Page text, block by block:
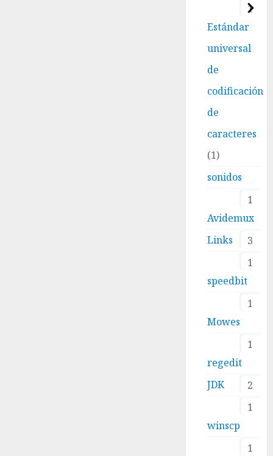
1
Estándar
universal
de
codificación
de
caracteres
1
sonidos
1
Avidemux
3
Links
1
speedbit
1
Mowes
1
regedit
2
JDK
1
winscp
1